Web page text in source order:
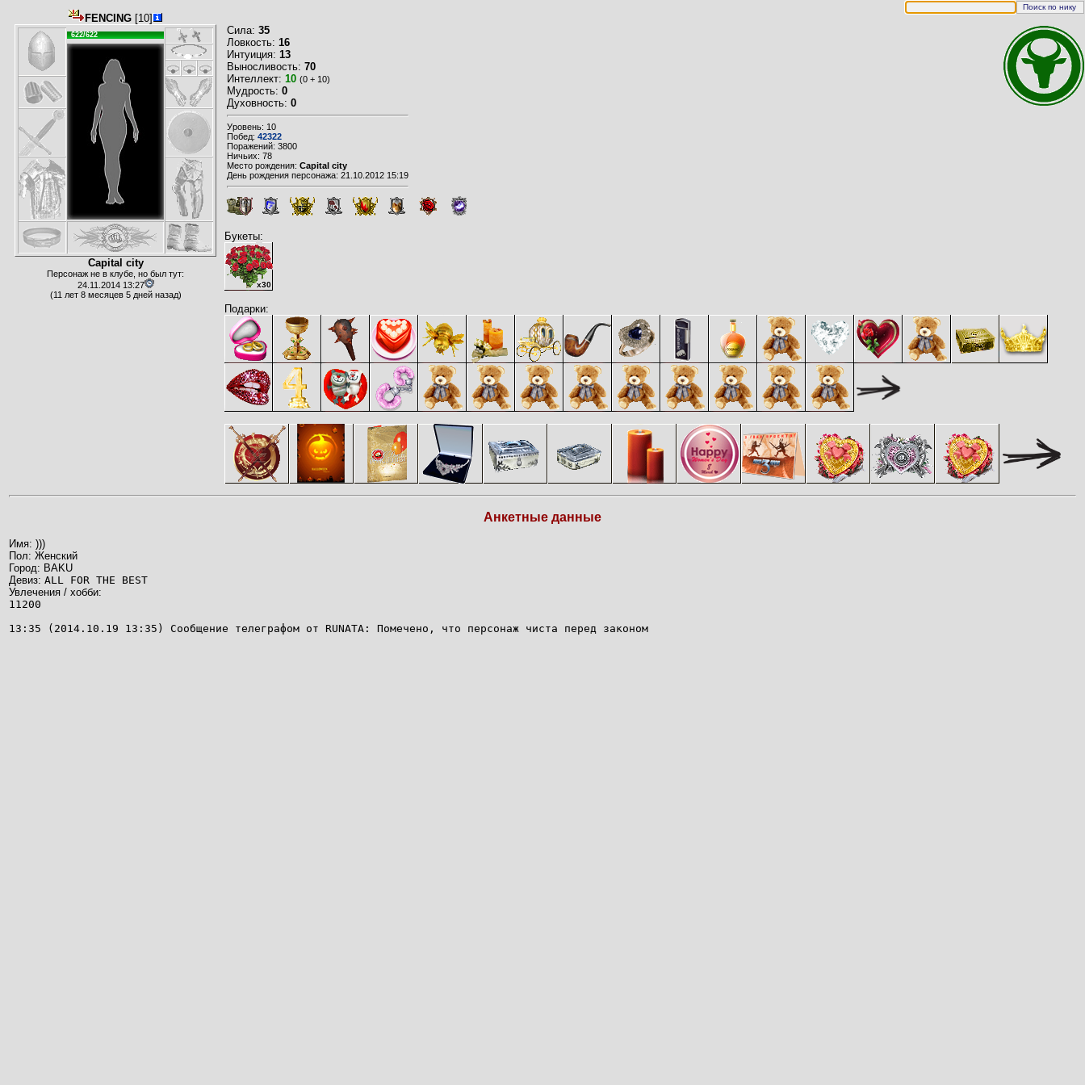
FENCING [10]
622/622
Capital city
Персонаж не в клубе, но был тут:
24.11.2014 13:27
(11 лет 8 месяцев 5 дней назад)
Сила: 35
Ловкость: 16
Интуиция: 13
Выносливость: 70
Интеллект: 10 (0 + 10)
Мудрость: 0
Духовность: 0
Уровень: 10
Побед: 42322
Поражений: 3800
Ничьих: 78
Место рождения: Capital city
День рождения персонажа: 21.10.2012 15:19
Букеты:
x30
Подарки:
Анкетные данные
Имя: )))
Пол: Женский
Город: BAKU
Девиз: ALL FOR THE BEST
Увлечения / хобби:
11200
13:35 (2014.10.19 13:35) Сообщение телеграфом от RUNATA: Помечено, что персонаж чиста перед законом